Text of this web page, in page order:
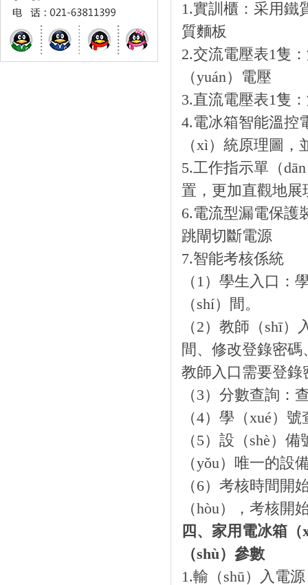
1.實訓櫃：采用鐵
質麵板
2.交流電壓表1隻
（yuán）電壓
3.直流電壓表1隻
4.電冰箱智能溫控
（xì）統原理圖
5.工作指示單（
置，更加直觀地展
6.電流型漏電保護
跳閘切斷電源
7.智能考核係統
（1）學生入口：
（shí）間。
（2）教師（shī
間、修改登錄密
教師入口需要登錄
（3）分數查詢：
（4）學（xué）
（5）設（shè）
（yǒu）唯一的設
（6）考核時間開
（hòu），考核開
四、家用電冰箱
（shù）參數
1.輸（shū）入電